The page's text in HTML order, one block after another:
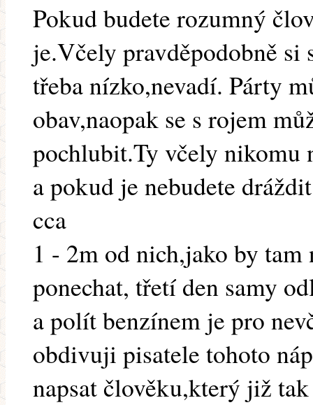
Pokud budete rozumný
je.Včely pravděpodobně si
třeba nízko,nevadí. Párty
obav,naopak se s rojem
pochlubit.Ty včely nikomu
a pokud je nebudete
cca
1 - 2m od nich,jako by
ponechat, třetí den samy
a polít benzínem je pro
obdivuji pisatele tohoto
napsat člověku,který již